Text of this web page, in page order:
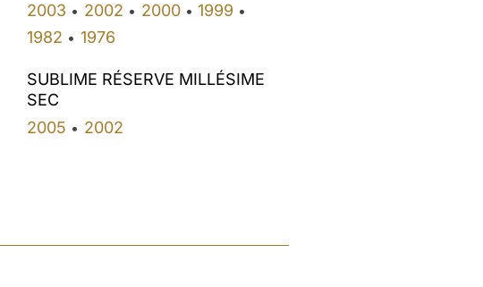
2003 • 2002 • 2000• 1999 •
1982 • 1976
SUBLIME RÉSERVE MILLÉSIME
SEC
2005 • 2002